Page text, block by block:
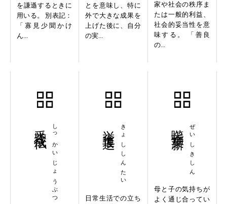
を謙遜するときに
用いる。 別表記：
「寡見少聞かけ
ん...
とを意味し、特に
外で大きな成果を
上げた後に、自分
の実...
家や社会の秩序ま
たは一般的利益、
社会的妥当性を意
味する。 「善良
の...
しっかいじょうぶつ きょししんたい
日常生活での立ち
ぜいしきしん
母と子の気持ちが
よく通じ合ってい